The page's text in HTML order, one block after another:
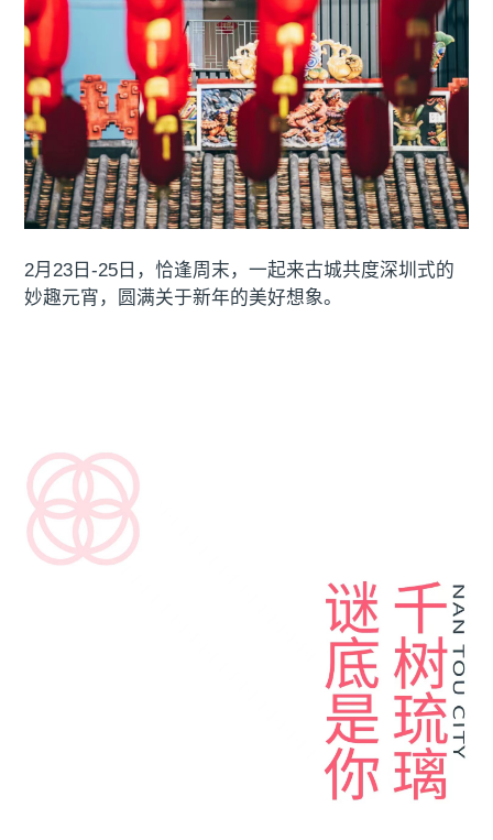
2月23日-25日，恰逢周末，一起来古城共度深圳式的
妙趣元宵，圆满关于新年的美好想象。